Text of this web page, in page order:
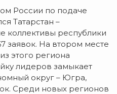
России по подаче
Татарстан –
коллективы республики
заявок. На втором месте
этого региона
лидеров замыкает
округ – Югра,
Среди новых регионов